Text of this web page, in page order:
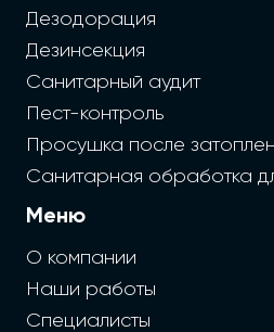
Дезодорация
Дезинсекция
Санитарный аудит
Пест-контроль
Просушка после
Санитарная обработка
Меню
О компании
Наши работы
Специалисты